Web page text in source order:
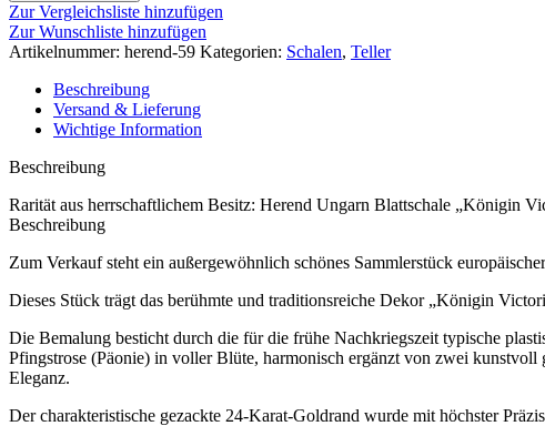
Zur Vergleichsliste hinzufügen
Zur Wunschliste hinzufügen
Artikelnummer: herend-59 Kategorien: Schalen, Teller
Beschreibung
Versand & Lieferung
Wichtige Information
Beschreibung
Rarität aus herrschaftlichem Besitz: Herend Ungarn Blattschale „Königin
Beschreibung
Zum Verkauf steht ein außergewöhnlich schönes Sammlerstück
Dieses Stück trägt das berühmte und traditionsreiche Dekor „Königin
Die Bemalung besticht durch die für die frühe Nachkriegszeit typische
Pfingstrose (Päonie) in voller Blüte, harmonisch ergänzt von zwei
Eleganz.
Der charakteristische gezackte 24-Karat-Goldrand wurde mit höchster